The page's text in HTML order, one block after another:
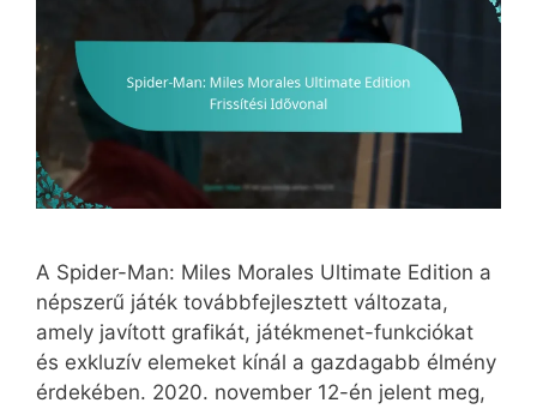
A Spider-Man: Miles Morales Ultimate Edition a
népszerű játék továbbfejlesztett változata,
amely javított grafikát, játékmenet-funkciókat
és exkluzív elemeket kínál a gazdagabb élmény
érdekében. 2020. november 12-én jelent meg,